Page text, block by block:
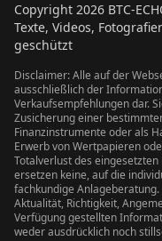
Copyright 2026 BTC-
Texte, Videos,
geschützt
Disclaimer: Alle auf der
ausschließlich der
Verkaufsempfehlungen dar.
Zusicherung einer
Finanzinstrumente oder als
Erwerb von Wertpapieren
Totalverlust des
ersetzen keine, auf die
fachkundige
Aktualität, Richtigkeit,
Verfügung gestellten
weder ausdrücklich noch